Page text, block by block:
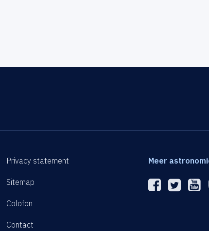
Privacy statement
Sitemap
Colofon
Contact
Meer